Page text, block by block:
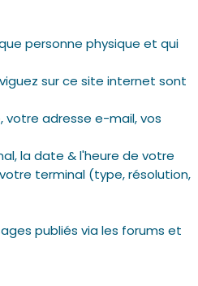
personne physique et qui
sur ce site internet sont
votre adresse e-mail, vos
la date & l'heure de votre
terminal (type, résolution,
publiés via les forums et